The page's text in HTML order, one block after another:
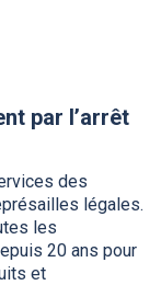
par l’arrêt
des
légales.
les
20 ans pour
et